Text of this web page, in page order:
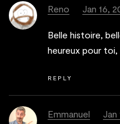
Reno Jan 16,
Belle histoire,
heureux pour toi,
REPLY
Emmanuel Jan